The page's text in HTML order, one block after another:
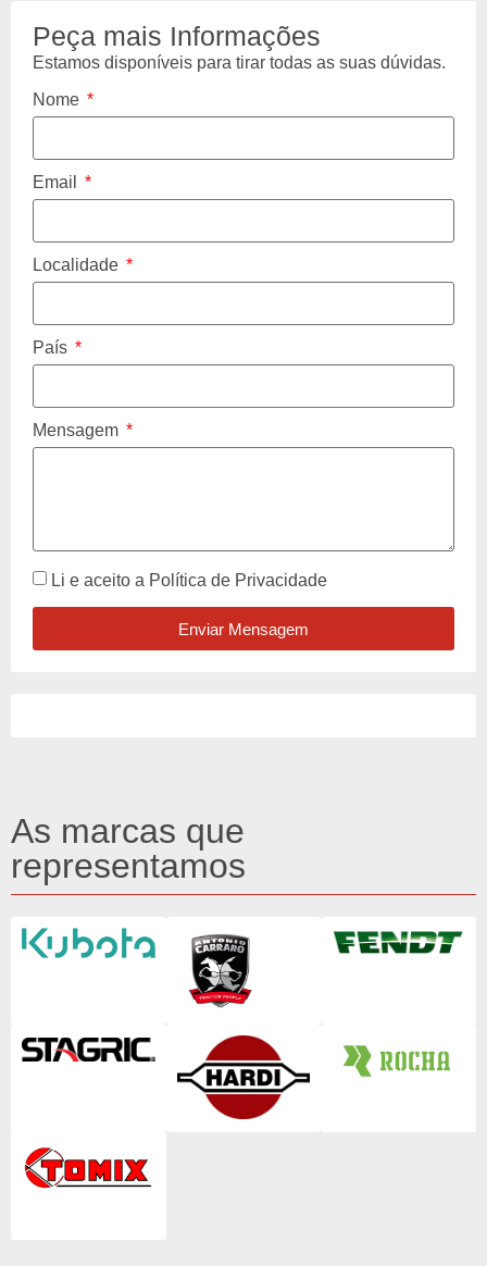
Peça mais Informações
Estamos disponíveis para tirar todas as suas dúvidas.
Nome
Email
Localidade
País
Mensagem
Li e aceito a Política de Privacidade
Enviar Mensagem
As marcas que
representamos